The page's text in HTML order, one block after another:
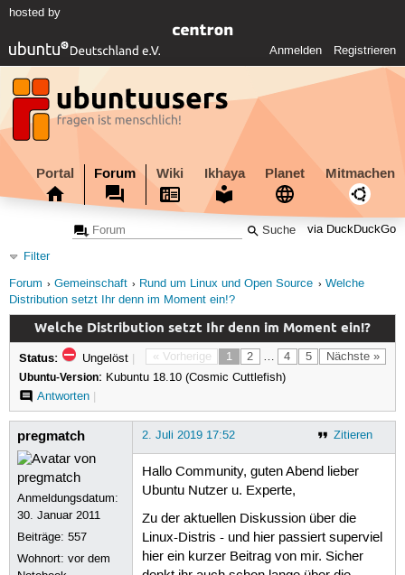
hosted by
Anmelden Registrieren
Portal Forum Wiki Ikhaya Planet Mitmachen
via DuckDuckGo
Filter
Forum
Gemeinschaft Rund um Linux und Open Source
Welche
Distribution setzt Ihr denn im Moment ein!?
Welche Distribution setzt Ihr denn im Moment ein!?
« Vorherige 1 2 … 4 5 Nächste »
Status: Ungelöst |
Ubuntu-Version: Kubuntu 18.10 (Cosmic Cuttlefish)
Antworten|
pregmatch
Anmeldungsdatum:
30. Januar 2011
Beiträge:557
Wohnort: vor dem
Zitieren
2. Juli 2019 17:52
Hallo Community, guten Abend lieber
Ubuntu Nutzer u. Experte,
Zu der aktuellen Diskussion über die
Linux-Distris - und hier passiert superviel
hier ein kurzer Beitrag von mir. Sicher